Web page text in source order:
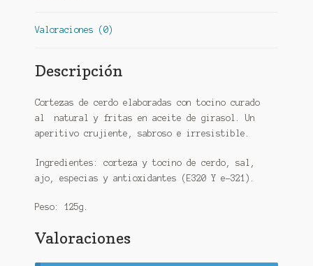
Valoraciones (0)
Descripción
Cortezas de cerdo elaboradas con tocino curado
al natural y fritas en aceite de girasol. Un
aperitivo crujiente, sabroso e irresistible.
Ingredientes: corteza y tocino de cerdo, sal,
ajo, especias y antioxidantes (E320 Y e-321).
Peso: 125g.
Valoraciones